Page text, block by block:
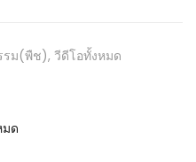
รม(พืช), วีดีโอทั้งหมด
ด